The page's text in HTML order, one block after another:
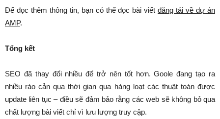
Để đọc thêm thông tin, bạn có thể đọc bài viếtđăng tải về dự án
AMP.
Tổng kết
SEO đã thay đổi nhiều để trở nên tốt hơn. Goole đang tạo ra
nhiều rào cản qua thời gian qua hàng loạt các thuật toán được
update liên tục – điều sẽ đảm bảo rằng các web sẽ không bỏ qua
chất lượng bài viết chỉ vì lưu lượng truy cập.